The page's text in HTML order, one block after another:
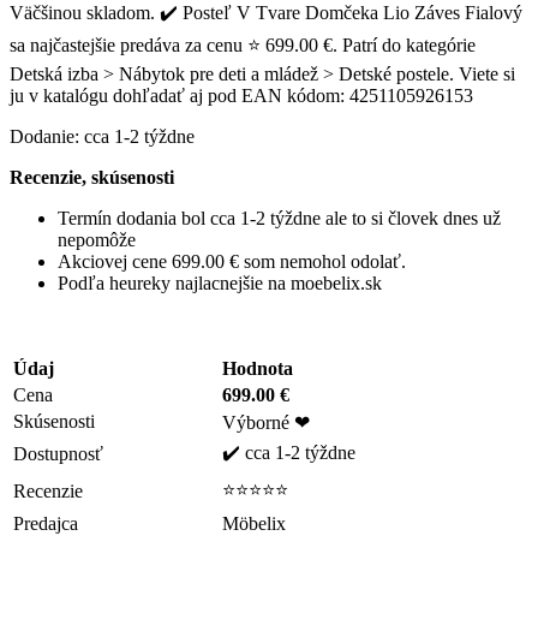
Väčšinou skladom. ✔️ Posteľ V Tvare Domčeka Lio Záves Fialový
sa najčastejšie predáva za cenu ⭐ 699.00 €. Patrí do kategórie
Detská izba > Nábytok pre deti a mládež > Detské postele. Viete si
ju v katalógu dohľadať aj pod EAN kódom: 4251105926153
Dodanie: cca 1-2 týždne
Recenzie, skúsenosti
Termín dodania bol cca 1-2 týždne ale to si človek dnes už
nepomôže
Akciovej cene 699.00 € som nemohol odolať.
Podľa heureky najlacnejšie na moebelix.sk
Údaj
Hodnota
Cena
699.00 €
Skúsenosti
Výborné ❤
Dostupnosť
✔️ cca 1-2 týždne
Recenzie
⭐⭐⭐⭐⭐
Predajca
Möbelix